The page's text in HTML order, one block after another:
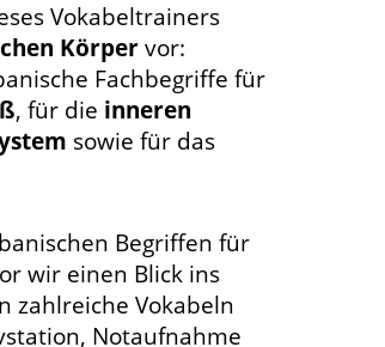
Vokabeltrainers
Körpervor:
Fachbegriffe für
, für die inneren
sowie für das
Begriffen für
wir einen Blick ins
zahlreiche Vokabeln
Notaufnahme